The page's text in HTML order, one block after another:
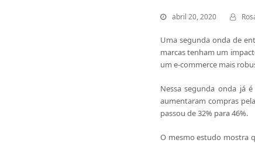
abril 20, 2020
Uma segunda onda de
marcas tenham um
um e-commerce mais
Nessa segunda onda já
aumentaram compras
passou de 32% para 46%.
O mesmo estudo mostra